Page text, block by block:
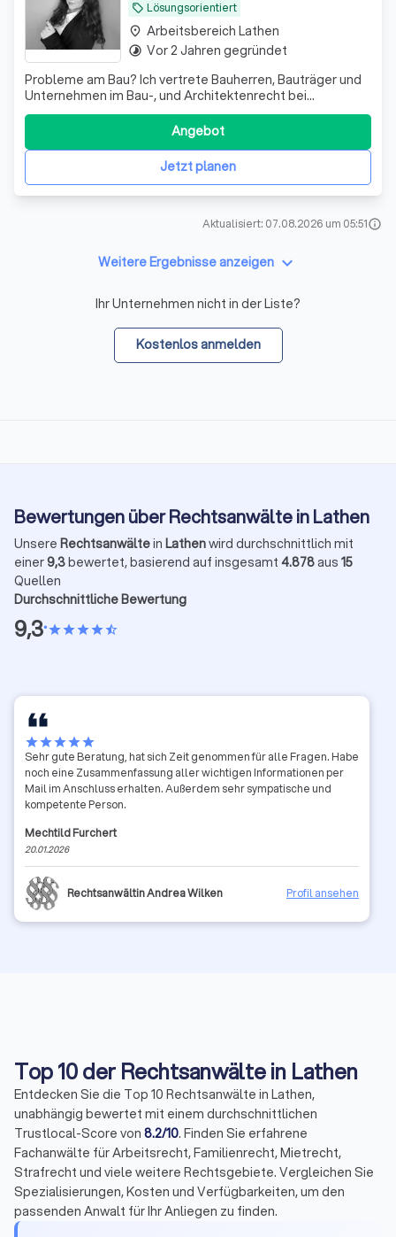
local_offer Lösungsorientiert
Probleme am Bau? Ich vertrete Bauherren, Bauträger und
Unternehmen im Bau-, und Architektenrecht bei
Baumängeln, Bauverzögerungen sowie Gewährleistungs-
und Vergütungsansprüchen
Jetzt planen
Angebot
place Arbeitsbereich Lathen
timelapse Vor 2 Jahren gegründet
Aktualisiert: 07.08.2026 um 05:51info
Weitere Ergebnisse anzeigen keyboard_arrow_down
Ihr Unternehmen nicht in der Liste?
Kostenlos anmelden
Bewertungen über Rechtsanwälte in Lathen
Unsere Rechtsanwältein Lathenwird durchschnittlich mit
einer9,3bewertet, basierend auf insgesamt 4.878aus 15
Quellen
Durchschnittliche Bewertung
9,3•starstarstarstarstar_half
starstarstarstarstar
Sehr gute Beratung, hat sich Zeit genommen für alle Fragen. Habe
noch eine Zusammenfassung aller wichtigen Informationen per
Mail im Anschluss erhalten. Außerdem sehr sympatische und
kompetente Person.
Mechtild Furchert
20.01.2026
Rechtsanwältin Andrea Wilken Profil ansehen
Top 10 der Rechtsanwälte in Lathen
Entdecken Sie die Top 10 Rechtsanwälte in Lathen,
unabhängig bewertet mit einem durchschnittlichen
Trustlocal-Score von 8.2/10. Finden Sie erfahrene
Fachanwälte für Arbeitsrecht, Familienrecht, Mietrecht,
Strafrecht und viele weitere Rechtsgebiete. Vergleichen Sie
Spezialisierungen, Kosten und Verfügbarkeiten, um den
passenden Anwalt für Ihr Anliegen zu finden.